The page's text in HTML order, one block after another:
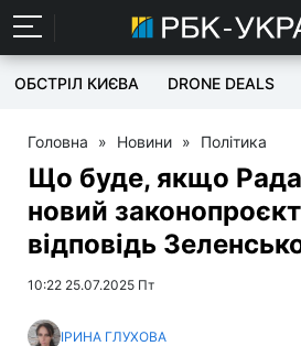
ОБСТРІЛ КИЄВА DRONE DEALS
Головна » Новини » Політика
Що буде, якщо
новий
відповідь
10:22 25.07.2025 Пт
ІРИНА ГЛУХОВА